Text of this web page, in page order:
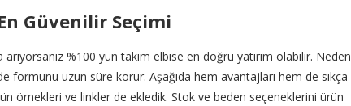
Güvenilir Seçimi
arıyorsanız %100 yün takım elbise en doğru yatırım olabilir. Neden
formunu uzun süre korur. Aşağıda hem avantajları hem de sıkça
örnekleri ve linkler de ekledik. Stok ve beden seçeneklerini ürün